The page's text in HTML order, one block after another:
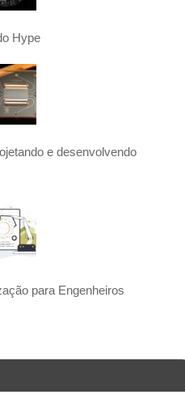
Hype
e desenvolvendo
para Engenheiros